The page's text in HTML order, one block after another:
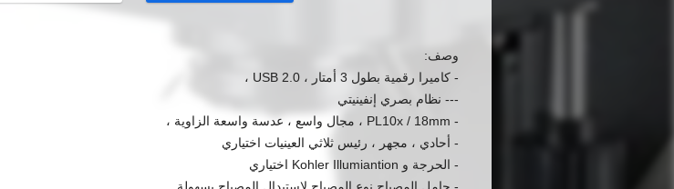
وصف:
- كاميرا رقمية بطول 3 أمتار ، USB 2.0 ،
--- نظام بصري إنفينيتي
- PL10x / 18mm ، مجال واسع ، عدسة واسعة الزاوية ،
- أحادي ، مجهر ، رئيس ثلاثي العينيات اختياري
- الحرجة و Kohler Illumiantion اختياري